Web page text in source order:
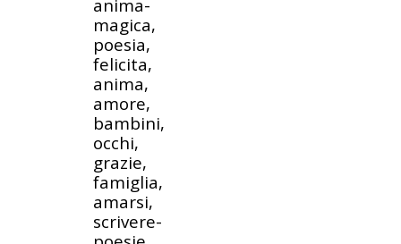
anima-
magica,
poesia,
felicita,
anima,
amore,
bambini,
occhi,
grazie,
famiglia,
amarsi,
scrivere-